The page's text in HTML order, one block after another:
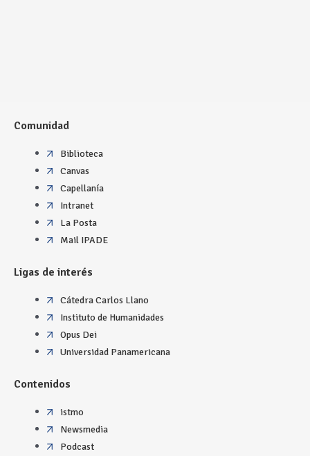
Comunidad
Biblioteca
Canvas
Capellanía
Intranet
La Posta
Mail IPADE
Ligas de interés
Cátedra Carlos Llano
Instituto de Humanidades
Opus Dei
Universidad Panamericana
Contenidos
istmo
Newsmedia
Podcast